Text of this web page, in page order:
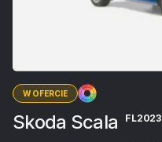
W OFERCIE
Skoda Scala FL2023